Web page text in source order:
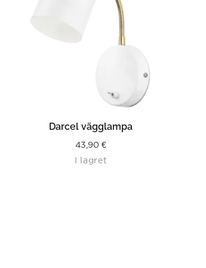
LÄS MER
Darcel vägglampa
43,90€
I lagret